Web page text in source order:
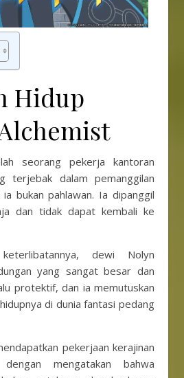
Hidup
seorang pekerja kantoran
terjebak dalam pemanggilan
bukan pahlawan. Ia dipanggil
dan tidak dapat kembali ke
dewi Nolyn
yang sangat besar dan
protektif, dan ia memutuskan
di dunia fantasi pedang
pekerjaan kerajinan
mengatakan bahwa